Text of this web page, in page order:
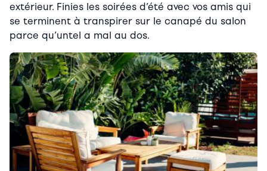
extérieur. Finies les soirées d’été avec vos amis qui
se terminent à transpirer sur le canapé du salon
parce qu’untel a mal au dos.